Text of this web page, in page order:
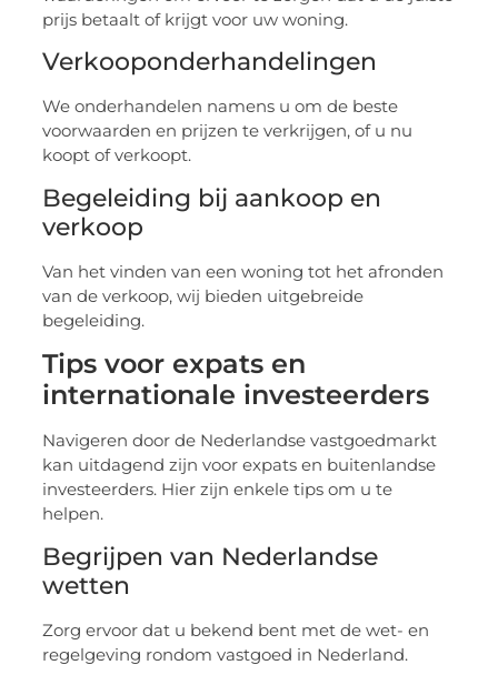
prijs betaalt of krijgt voor uw woning.
Verkooponderhandelingen
We onderhandelen namens u om de beste
voorwaarden en prijzen te verkrijgen, of u nu
koopt of verkoopt.
Begeleiding bij aankoop en
verkoop
Van het vinden van een woning tot het afronden
van de verkoop, wij bieden uitgebreide
begeleiding.
Tips voor expats en
internationale investeerders
Navigeren door de Nederlandse vastgoedmarkt
kan uitdagend zijn voor expats en buitenlandse
investeerders. Hier zijn enkele tips om u te
helpen.
Begrijpen van Nederlandse
wetten
Zorg ervoor dat u bekend bent met de wet- en
regelgeving rondom vastgoed in Nederland.